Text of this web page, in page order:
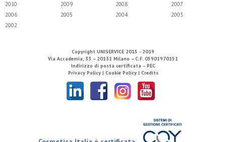
2010
2009 2008
2007
2006
2005 2004
2003
2002
Copyright UNISERVICE 2015 - 2019
Via Accademia, 33 – 20131 Milano – C.F. 05901970151
Indirizzo di posta certificata – PEC
Privacy Policy | Cookie Policy | Credits